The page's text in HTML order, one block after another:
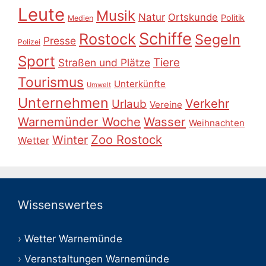
Leute Medien Musik Natur Ortskunde Politik
Polizei Presse Rostock Schiffe Segeln
Sport Straßen und Plätze Tiere
Tourismus Umwelt Unterkünfte
Unternehmen Urlaub Vereine Verkehr
Warnemünder Woche Wasser Weihnachten
Wetter Winter Zoo Rostock
Wissenswertes
Wetter Warnemünde
Veranstaltungen Warnemünde